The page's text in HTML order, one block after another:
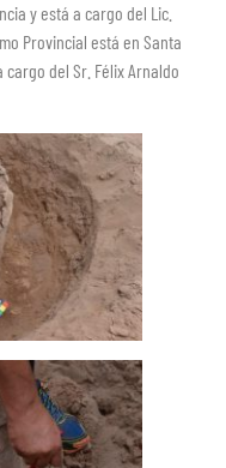
y está a cargo del Lic.
Provincial está en Santa
cargo del Sr. Félix Arnaldo